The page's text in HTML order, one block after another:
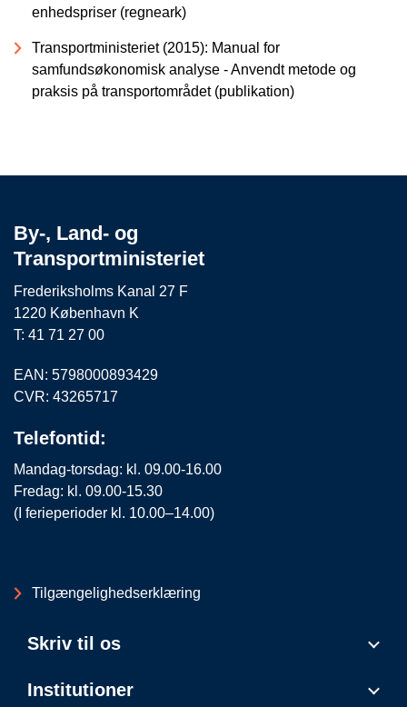
enhedspriser (regneark)
Transportministeriet (2015): Manual for
samfundsøkonomisk analyse - Anvendt metode og
praksis på transportområdet (publikation)
By-, Land- og
Transportministeriet
Frederiksholms Kanal 27 F
1220 København K
T: 41 71 27 00
EAN: 5798000893429
CVR: 43265717
Telefontid:
Mandag-torsdag: kl. 09.00-16.00
Fredag: kl. 09.00-15.30
(I ferieperioder kl. 10.00–14.00)
Tilgængelighedserklæring
Skriv til os
Institutioner